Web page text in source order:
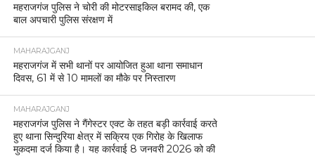
महराजगंज पुलिस ने चोरी की मोटरसाइकिल बरामद की, एक
बाल अपचारी पुलिस संरक्षण में
MAHARAJGANJ
महराजगंज में सभी थानों पर आयोजित हुआ थाना समाधान
दिवस, 61 में से 10 मामलों का मौके पर निस्तारण
MAHARAJGANJ
महराजगंज पुलिस ने गैंगेस्टर एक्ट के तहत बड़ी कार्रवाई करते
हुए थाना सिन्दुरिया क्षेत्र में सक्रिय एक गिरोह के खिलाफ
मुकदमा दर्ज किया है। यह कार्रवाई 8 जनवरी 2026 को की